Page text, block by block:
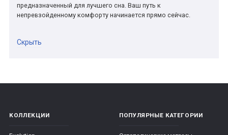
предназначенный для лучшего сна. Ваш путь к
непревзойденному комфорту начинается прямо сейчас.
Скрыть
КОЛЛЕКЦИИ ПОПУЛЯРНЫЕ КАТЕГОРИИ